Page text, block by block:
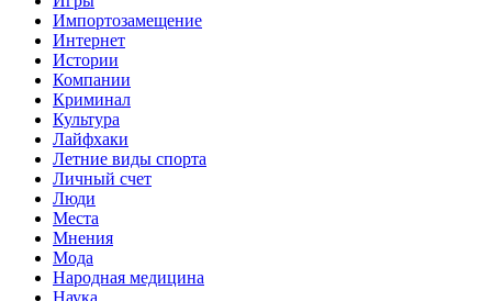
Импортозамещение
Интернет
Истории
Компании
Криминал
Культура
Лайфхаки
Летние виды спорта
Личный счет
Люди
Места
Мнения
Мода
Народная медицина
Наука